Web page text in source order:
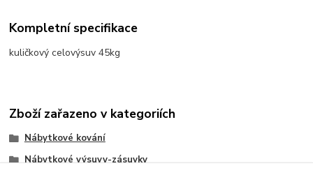
Kompletní specifikace
kuličkový celovýsuv 45kg
Zboží zařazeno v kategoriích
Nábytkové kování
Nábytkové výsuvy-zásuvky